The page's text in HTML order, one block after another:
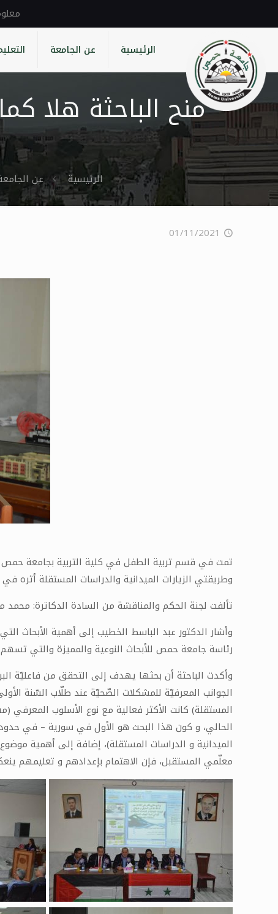
الرئيسية عن الجامعة
منح الباحثة هلا
الرئيسية عن
01/11/2021
تمت في قسم تربية الطفل في كلية التربية بجامعة حمص
وطريقتي الزيارات الميدانية والدراسات المستقلة
تألفت لجنة الحكم والمناقشة من السادة الدكاترة:
وأشار الدكتور عبد الباسط الخطيب إلى أهمية الأبحاث
رئاسة جامعة حمص للأبحاث النوعية والمميزة والتي
وأكدت الباحثة أن بحثها يهدف إلى التحقق من فاعليّة
الجوانب المعرفيّة للمشكلات الصّحيّة عند طلّاب السّنة
المستقلة) كانت الأكثر فعالية مع نوع الأسلوب
الحالي، و كون هذا البحث هو الأول في سورية – في
الميدانية و الدراسات المستقلة)، إضافة إلى أهمية
معلّمي المستقبل، فإن الاهتمام بإعدادهم و تعليمهم